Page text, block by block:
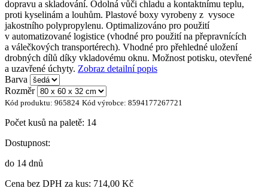
dopravu a skladování. Odolná vůči chladu a kontaktnímu teplu,
proti kyselinám a louhům. Plastové boxy vyrobeny z vysoce
jakostního polypropylenu. Optimalizováno pro použití
v automatizované logistice (vhodné pro použití na přepravnících
a válečkových transportérech). Vhodné pro přehledné uložení
drobných dílů díky vkladovému oknu. Možnost potisku, otevřené
a uzavřené úchyty. Zobraz detailní popis
Barva
Rozměr
Kód produktu: 965824 Kód výrobce: 8594177267721
Počet kusů na paletě: 14
Dostupnost:
do 14 dnů
Cena bez DPH za kus: 714,00 Kč